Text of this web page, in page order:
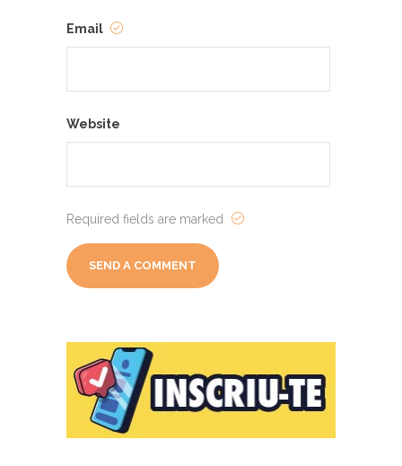
Email
Website
Required fields are marked